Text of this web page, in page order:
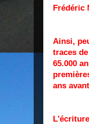
Frédéric
Ainsi,
traces
65.000
ans